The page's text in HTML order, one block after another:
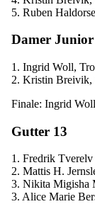
5. Ruben
Damer Junior
1. Ingrid Woll,
2. Kristin Breivik,
Finale: Ingrid
Gutter 13
1. Fredrik
2. Mattis H.
3. Nikita Migisha
3. Alice Marie